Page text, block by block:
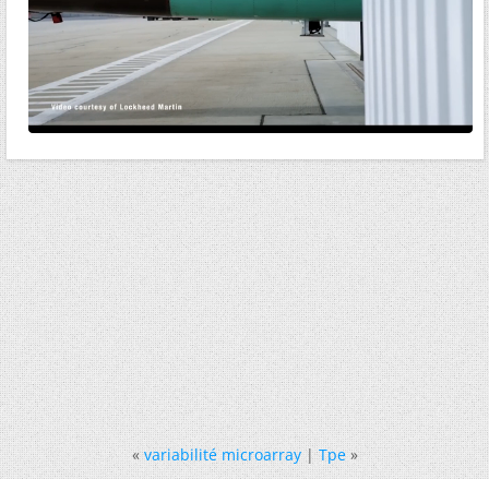
« variabilité microarray|Tpe »